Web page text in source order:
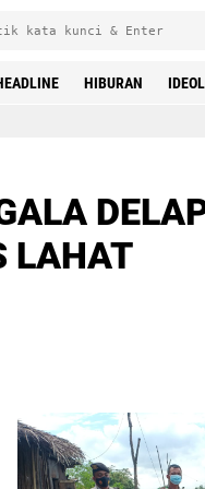
HIBURAN
LAHAT